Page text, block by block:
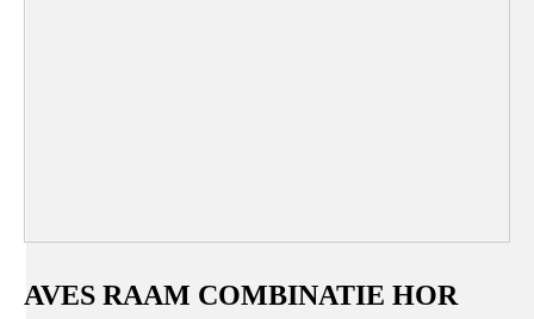
AVES RAAM COMBINATIE HOR